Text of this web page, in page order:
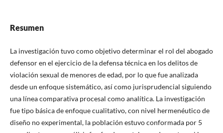
Resumen
La investigación tuvo como objetivo determinar el rol del abogado
defensor en el ejercicio de la defensa técnica en los delitos de
violación sexual de menores de edad, por lo que fue analizada
desde un enfoque sistemático, así como jurisprudencial siguiendo
una línea comparativa procesal como analítica. La investigación
fue tipo básica de enfoque cualitativo, con nivel hermenéutico de
diseño no experimental, la población estuvo conformada por 5